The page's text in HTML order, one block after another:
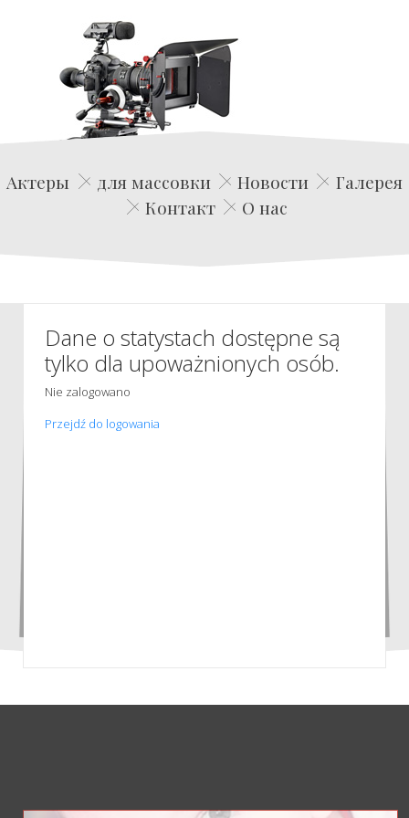
Edwin Film Agencja Aktorska
Актеры для массовки Новости
Галерея
Контакт
О нас
Dane o statystach dostępne są
tylko dla upoważnionych osób.
Nie zalogowano
Przejdź do logowania